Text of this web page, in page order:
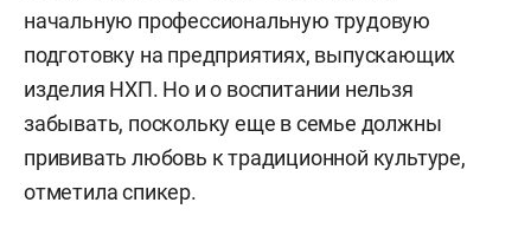
начальную профессиональную трудовую
подготовку на предприятиях, выпускающих
изделия НХП. Но и о воспитании нельзя
забывать, поскольку еще в семье должны
прививать любовь к традиционной культуре,
отметила спикер.